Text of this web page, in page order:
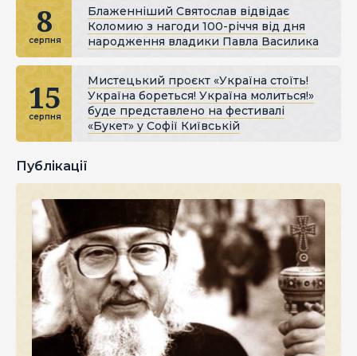
8
серпня
Блаженніший Святослав відвідає
Коломию з нагоди 100-річчя від дня
народження владики Павла Василика
15
серпня
Мистецький проєкт «Україна стоїть!
Україна бореться! Україна молиться!»
буде представлено на фестивалі
«Букет» у Софії Київській
Публікації